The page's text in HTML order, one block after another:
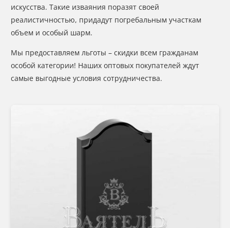
искусства. Такие изваяния поразят своей
реалистичностью, придадут погребальным участкам
объем и особый шарм.
Мы предоставляем льготы – скидки всем гражданам
особой категории! Наших оптовых покупателей ждут
самые выгодные условия сотрудничества.